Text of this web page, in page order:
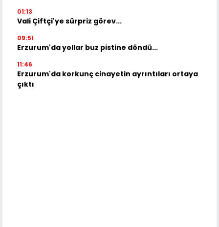
01:13
Vali Çiftçi'ye sürpriz görev...
09:51
Erzurum'da yollar buz pistine döndü...
11:46
Erzurum'da korkunç cinayetin ayrıntıları ortaya
çıktı